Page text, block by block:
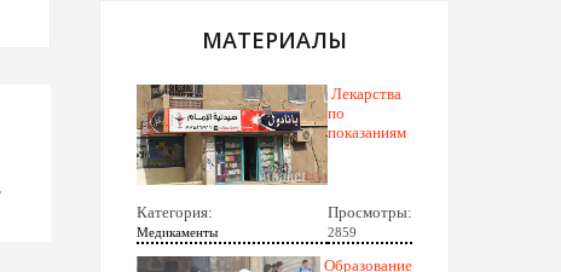
МАТЕРИАЛЫ
Лекарства
по
показаниям
Категория:
Медикаменты
Просмотры:
2859
Образование